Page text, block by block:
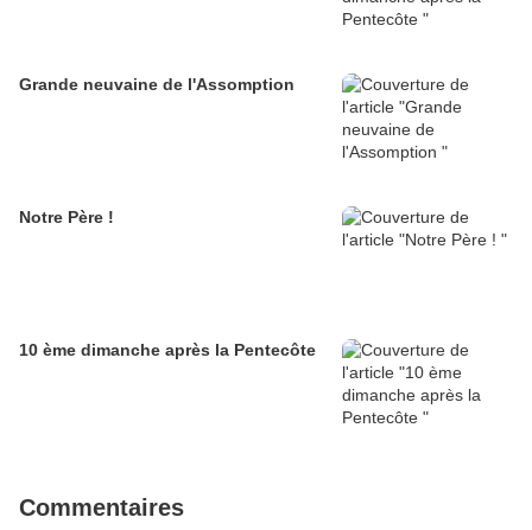
Grande neuvaine de l'Assomption
Notre Père !
10 ème dimanche après la Pentecôte
Commentaires